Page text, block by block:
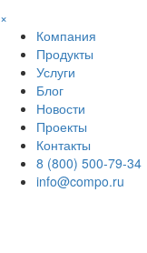
×
Компания
Продукты
Услуги
Блог
Новости
Проекты
Контакты
8 (800) 500-79-34
info@compo.ru